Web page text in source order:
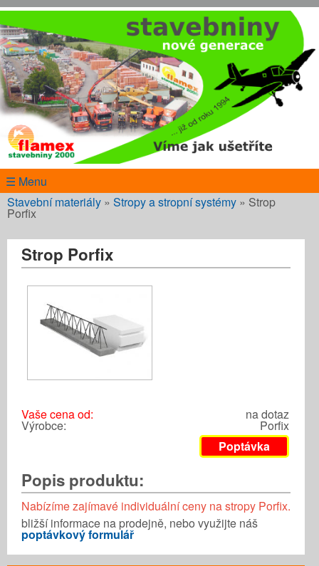
Přejít k hlavnímu obsahu
www.flamex.cz
☰ Menu
Jste zde
Stavební materiály » Stropy a stropní systémy » Strop
Porfix
Strop Porfix
Vaše cena od: na dotaz
Výrobce:
Porfix
Poptávka
Popis produktu:
Nabízíme zajímavé individuální ceny na stropy Porfix.
bližší informace na prodejně, nebo využijte náš
poptávkový formulář